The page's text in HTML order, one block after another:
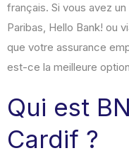
français. Si vous avez
Paribas, Hello Bank! ou
que votre assurance
est-ce la meilleure
Qui est
Cardif ?